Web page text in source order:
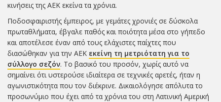
κινήσεις της ΑΕΚ εκείνα τα χρόνια.
Ποδοσφαιριστής έμπειρος, με γεμάτες χρονιές σε δύσκολα
πρωταθλήματα, έβγαλε παθός και ποιότητα μέσα στο γήπεδο
και αποτέλεσε έναν από τους ελάχιστες παίχτες που
διασώθηκαν για την ΑΕΚ εκείνη τη μετριότατη για το
σύλλογο σεζόν. Το βασικό του προσόν, χωρίς αυτό να
σημαίνει ότι υστερούσε ιδιαίτερα σε τεχνικές αρετές, ήταν η
αγωνιστικότητα που τον διέκρινε. Δικαιολόγησε απόλυτα το
προσωνύμιο που έχει από τα χρόνια του στη Λατινική Αμερική